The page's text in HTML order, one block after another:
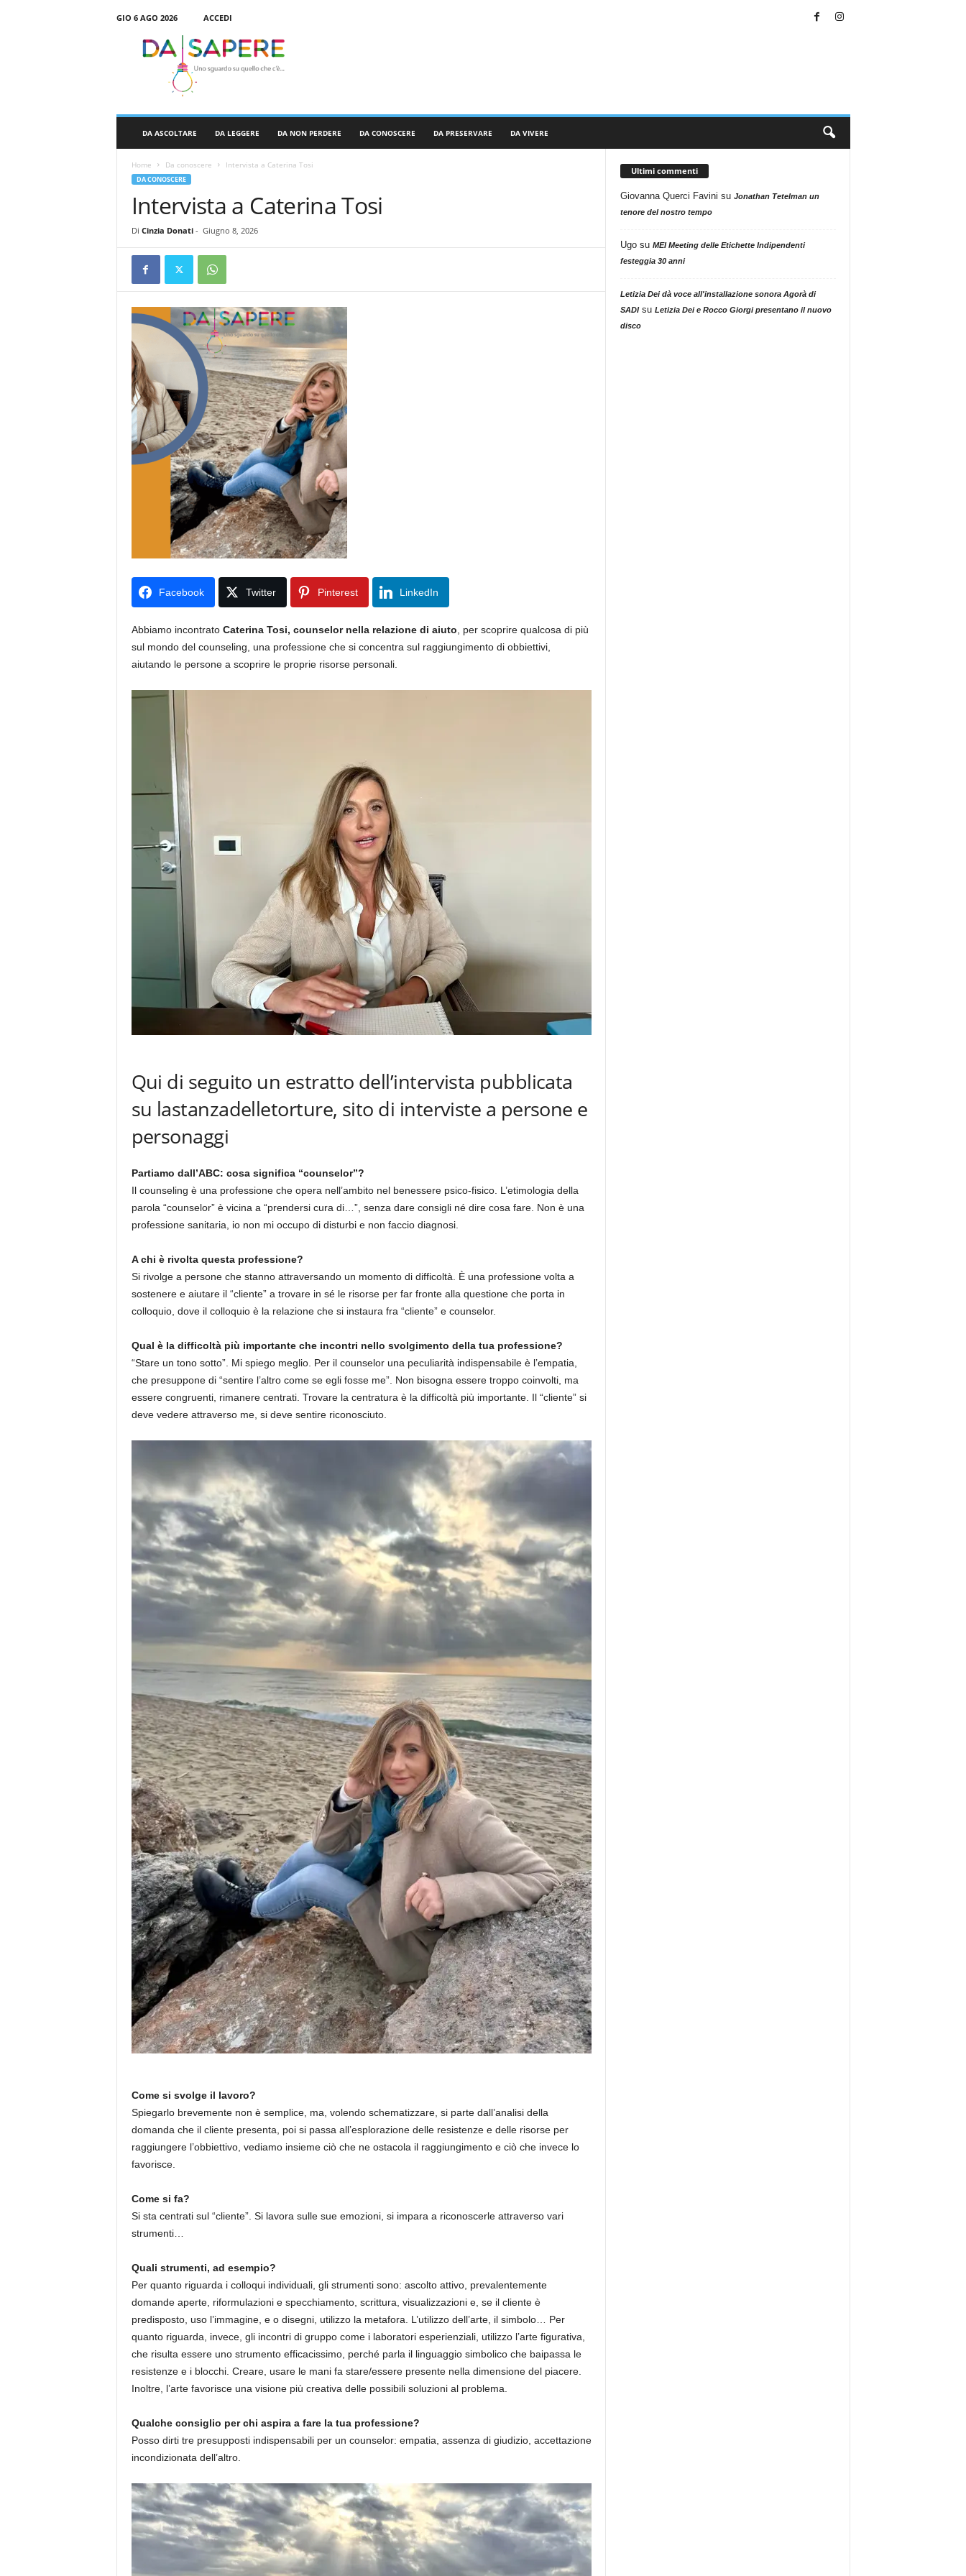
GIO 6 AGO 2026
ACCEDI
DA ASCOLTARE DA LEGGERE DA NON PERDERE DA CONOSCERE DA PRESERVARE DA VIVERE
Home Da conoscere Intervista a Caterina Tosi
DA CONOSCERE
Intervista a Caterina Tosi
Di Cinzia Donati- Giugno 8, 2026
Facebook Twitter Pinterest LinkedIn
Abbiamo incontrato Caterina Tosi, counselor nella relazione di aiuto , per scoprire qualcosa di più
sul mondo del counseling, una professione che si concentra sul raggiungimento di obbiettivi,
aiutando le persone a scoprire le proprie risorse personali.
Qui di seguito un estratto dell’intervista pubblicata
su lastanzadelletorture, sito di interviste a persone e
personaggi
Partiamo dall’ABC: cosa significa “counselor”?
Il counseling è una professione che opera nell’ambito nel benessere psico-fisico. L’etimologia della
parola “counselor” è vicina a “prendersi cura di…”, senza dare consigli né dire cosa fare. Non è una
professione sanitaria, io non mi occupo di disturbi e non faccio diagnosi.
A chi è rivolta questa professione?
Si rivolge a persone che stanno attraversando un momento di difficoltà. È una professione volta a
sostenere e aiutare il “cliente” a trovare in sé le risorse per far fronte alla questione che porta in
colloquio, dove il colloquio è la relazione che si instaura fra “cliente” e counselor.
Qual è la difficoltà più importante che incontri nello svolgimento della tua professione?
“Stare un tono sotto”. Mi spiego meglio. Per il counselor una peculiarità indispensabile è l’empatia,
che presuppone di “sentire l’altro come se egli fosse me”. Non bisogna essere troppo coinvolti, ma
essere congruenti, rimanere centrati. Trovare la centratura è la difficoltà più importante. Il “cliente” si
deve vedere attraverso me, si deve sentire riconosciuto.
Come si svolge il lavoro?
Spiegarlo brevemente non è semplice, ma, volendo schematizzare, si parte dall’analisi della
domanda che il cliente presenta, poi si passa all’esplorazione delle resistenze e delle risorse per
raggiungere l’obbiettivo, vediamo insieme ciò che ne ostacola il raggiungimento e ciò che invece lo
favorisce.
Come si fa?
Si sta centrati sul “cliente”. Si lavora sulle sue emozioni, si impara a riconoscerle attraverso vari
strumenti…
Quali strumenti, ad esempio?
Per quanto riguarda i colloqui individuali, gli strumenti sono: ascolto attivo, prevalentemente
domande aperte, riformulazioni e specchiamento, scrittura, visualizzazioni e, se il cliente è
predisposto, uso l’immagine, e o disegni, utilizzo la metafora. L’utilizzo dell’arte, il simbolo… Per
quanto riguarda, invece, gli incontri di gruppo come i laboratori esperienziali, utilizzo l’arte figurativa,
che risulta essere uno strumento efficacissimo, perché parla il linguaggio simbolico che baipassa le
resistenze e i blocchi. Creare, usare le mani fa stare/essere presente nella dimensione del piacere.
Inoltre, l’arte favorisce una visione più creativa delle possibili soluzioni al problema.
Qualche consiglio per chi aspira a fare la tua professione?
Posso dirti tre presupposti indispensabili per un counselor: empatia, assenza di giudizio, accettazione
incondizionata dell’altro.
Ultimi commenti
Giovanna Querci Favini su Jonathan Tetelman un
tenore del nostro tempo
Ugosu MEI Meeting delle Etichette Indipendenti
festeggia 30 anni
Letizia Dei dà voce all'installazione sonora Agorà di
SADIsu Letizia Dei e Rocco Giorgi presentano il nuovo
disco